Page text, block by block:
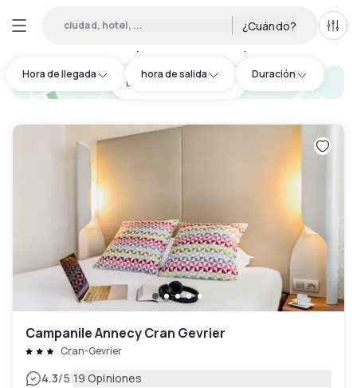
ciudad, hotel, ... ¿Cuándo?
Hora de llegada hora de salida Duración
hotel.cta.view_map
Campanile Annecy Cran Gevrier
Cran-Gevrier
4.3/5|19 Opiniones